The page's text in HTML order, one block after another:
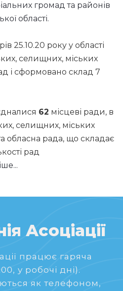
громад та районів
області.
25.10.20 року у області
селищних, міських
і сформовано склад 7
62 місцеві ради, в
селищних, міських
обласна рада, що складає
рад
Асоціації
працює гаряча
у робочі дні).
як телефоном,